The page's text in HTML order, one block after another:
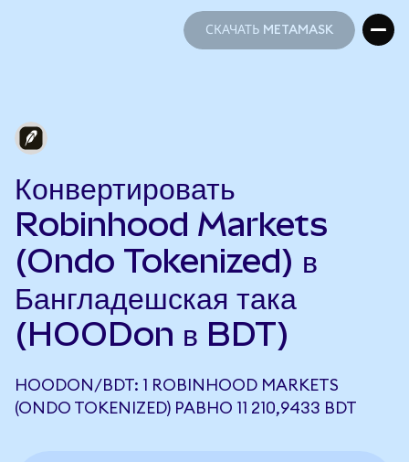
СКАЧАТЬ METAMASK
Конвертировать
Robinhood Markets
(Ondo Tokenized) в
Бангладешская така
(HOODon в BDT)
HOODON/BDT: 1 ROBINHOOD MARKETS
(ONDO TOKENIZED) РАВНО 11 210,9433 BDT